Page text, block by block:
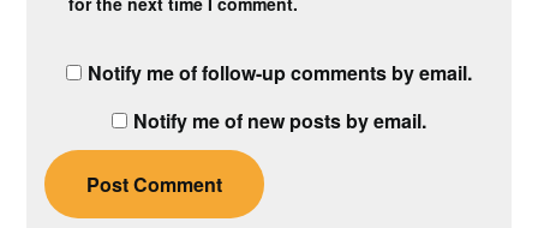
Notify me of follow-up comments by email.
Notify me of new posts by email.